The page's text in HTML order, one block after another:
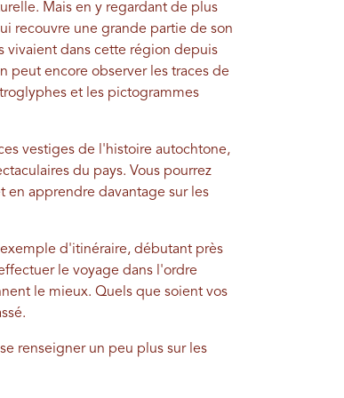
Mais en y regardant de plus
recouvre une grande partie de son
vivaient dans cette région depuis
peut encore observer les traces de
et les pictogrammes
vestiges de l'histoire autochtone,
du pays. Vous pourrez
en apprendre davantage sur les
exemple d'itinéraire, débutant près
le voyage dans l'ordre
le mieux. Quels que soient vos
renseigner un peu plus sur les